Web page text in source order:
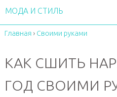
МОДА И СТИЛЬ
Главная › Своими руками
КАК СШИТЬ
ГОД СВОИМИ